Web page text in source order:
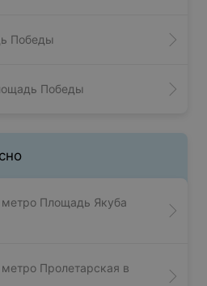
Победы
Победы
Площадь Якуба
Пролетарская в